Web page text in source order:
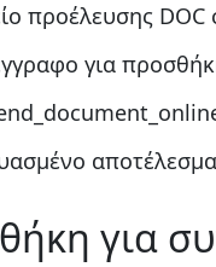
προέλευσης DOC
για
για